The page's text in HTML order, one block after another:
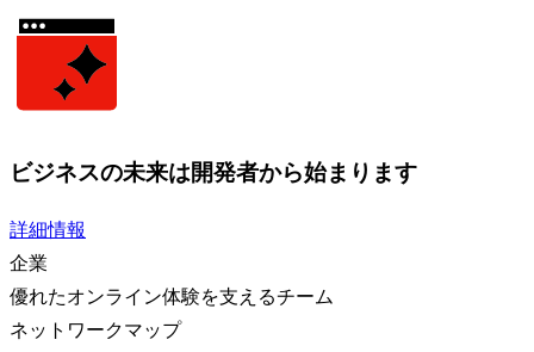
ビジネスの未来は開発者から始まります
詳細情報
企業
優れたオンライン体験を支えるチーム
ネットワークマップ